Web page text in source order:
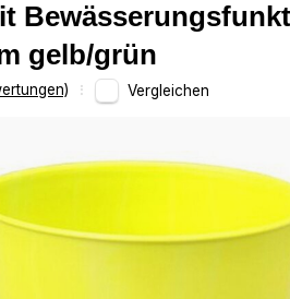
gelb/grün
Vergleichen